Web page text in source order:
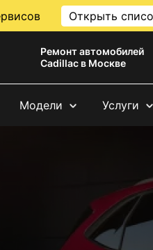
Открыть
Ремонт автомобилей
Cadillac в Москве
Модели Услуги